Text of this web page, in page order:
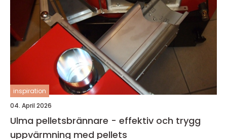
inspiration
04. April 2026
Ulma pelletsbrännare - effektiv och trygg
uppvärmning med pellets